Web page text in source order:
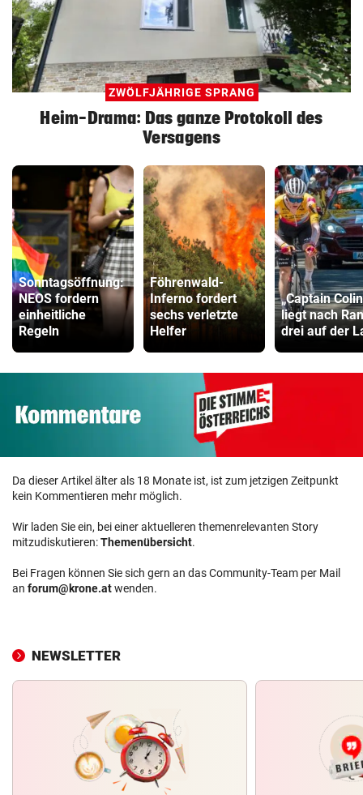
ZWÖLFJÄHRIGE SPRANG
Heim-Drama: Das ganze Protokoll des
Versagens
Sonntagsöffnung:
NEOS fordern
einheitliche
Regeln
Föhrenwald-
Inferno fordert
sechs verletzte
Helfer
„Captain
liegt nach
drei auf der
Da dieser Artikel älter als 18 Monate ist, ist zum jetzigen Zeitpunkt
kein Kommentieren mehr möglich.
Wir laden Sie ein, bei einer aktuelleren themenrelevanten Story
mitzudiskutieren:Themenübersicht.
Bei Fragen können Sie sich gern an das Community-Team per Mail
an forum@krone.atwenden.
NEWSLETTER